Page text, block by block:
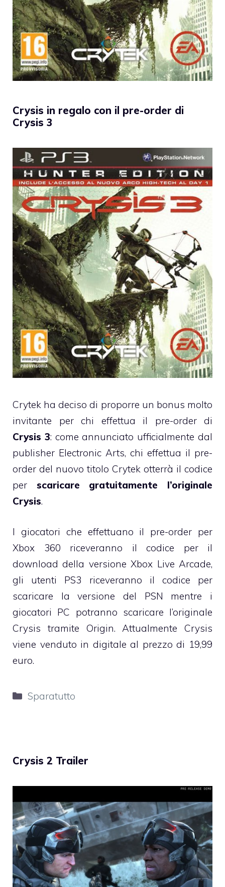
Crysis in regalo con il pre-order di
Crysis 3
Crytek ha deciso di proporre un bonus molto
invitante per chi effettua il pre-order di
Crysis 3: come annunciato ufficialmente dal
publisher Electronic Arts, chi effettua il pre-
order del nuovo titolo Crytek otterrà il codice
per scaricare gratuitamente l’originale
Crysis.
I giocatori che effettuano il pre-order per
Xbox 360 riceveranno il codice per il
download della versione Xbox Live Arcade,
gli utenti PS3 riceveranno il codice per
scaricare la versione del PSN mentre i
giocatori PC potranno scaricare l’originale
Crysis tramite Origin. Attualmente Crysis
viene venduto in digitale al prezzo di 19,99
euro.
Categorie
Sparatutto
Crysis 2 Trailer